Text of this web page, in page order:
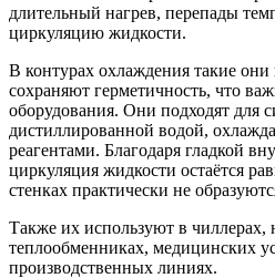
длительный нагрев, перепады
циркуляцию жидкости.
В контурах охлаждения такие
сохраняют герметичность, что
оборудования. Они подходят для
дистиллированной водой,
реагентами. Благодаря гладкой
циркуляция жидкости остаётся
стенках практически не
Также их используют в чиллерах,
теплообменниках, медицинских
производственных линиях.